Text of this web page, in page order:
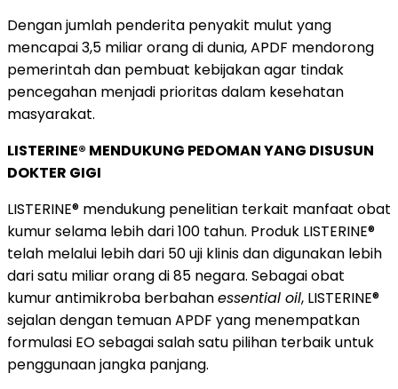
Dengan jumlah penderita penyakit mulut yang
mencapai 3,5 miliar orang di dunia, APDF mendorong
pemerintah dan pembuat kebijakan agar tindak
pencegahan menjadi prioritas dalam kesehatan
masyarakat.
LISTERINE® MENDUKUNG PEDOMAN YANG DISUSUN
DOKTER GIGI
LISTERINE® mendukung penelitian terkait manfaat obat
kumur selama lebih dari 100 tahun. Produk LISTERINE®
telah melalui lebih dari 50 uji klinis dan digunakan lebih
dari satu miliar orang di 85 negara. Sebagai obat
kumur antimikroba berbahanessential oil, LISTERINE®
sejalan dengan temuan APDF yang menempatkan
formulasi EO sebagai salah satu pilihan terbaik untuk
penggunaan jangka panjang.